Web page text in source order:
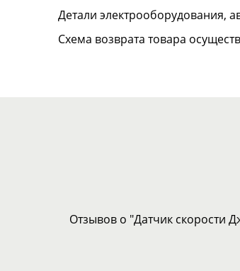
Детали электрооборудования,
Схема возврата товара
Отзывов о "Датчик скорости